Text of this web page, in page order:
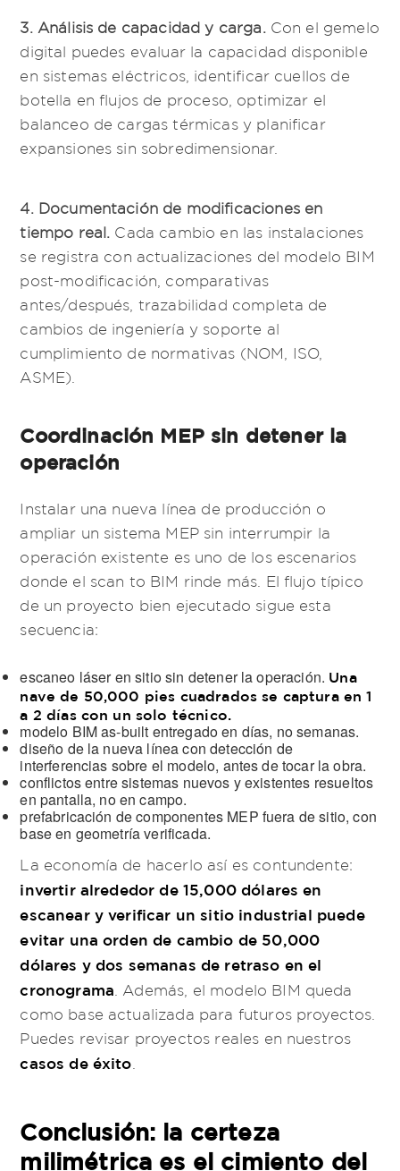
3. Análisis de capacidad y carga. Con el gemelo
digital puedes evaluar la capacidad disponible
en sistemas eléctricos, identificar cuellos de
botella en flujos de proceso, optimizar el
balanceo de cargas térmicas y planificar
expansiones sin sobredimensionar.
4. Documentación de modificaciones en
tiempo real. Cada cambio en las instalaciones
se registra con actualizaciones del modelo BIM
post-modificación, comparativas
antes/después, trazabilidad completa de
cambios de ingeniería y soporte al
cumplimiento de normativas (NOM, ISO,
ASME).
Coordinación MEP sin detener la
operación
Instalar una nueva línea de producción o
ampliar un sistema MEP sin interrumpir la
operación existente es uno de los escenarios
donde el scan to BIM rinde más. El flujo típico
de un proyecto bien ejecutado sigue esta
secuencia:
escaneo láser en sitio sin detener la operación. Una
nave de 50,000 pies cuadrados se captura en 1
a 2 días con un solo técnico.
modelo BIM as-built entregado en días, no semanas.
diseño de la nueva línea con detección de
interferencias sobre el modelo, antes de tocar la obra.
conflictos entre sistemas nuevos y existentes resueltos
en pantalla, no en campo.
prefabricación de componentes MEP fuera de sitio, con
base en geometría verificada.
La economía de hacerlo así es contundente:
invertir alrededor de 15,000 dólares en
escanear y verificar un sitio industrial puede
evitar una orden de cambio de 50,000
dólares y dos semanas de retraso en el
cronograma . Además, el modelo BIM queda
como base actualizada para futuros proyectos.
Puedes revisar proyectos reales en nuestros
casos de éxito
Conclusión: la certeza
milimétrica es el cimiento del